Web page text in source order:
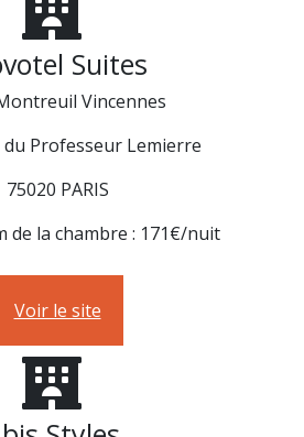
Suites
Vincennes
du Professeur Lemierre
75020 PARIS
de la chambre : 171€/nuit
Voir le site